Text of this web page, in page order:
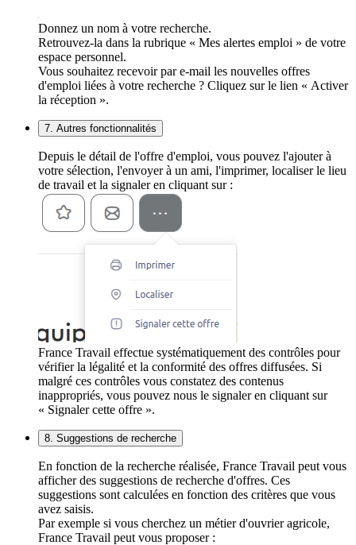
Donnez un nom à votre recherche.
Retrouvez-la dans la rubrique « Mes alertes emploi » de votre
espace personnel.
Vous souhaitez recevoir par e-mail les nouvelles offres
d'emploi liées à votre recherche ? Cliquez sur le lien « Activer
la réception ».
7. Autres fonctionnalités
Depuis le détail de l'offre d'emploi, vous pouvez l'ajouter à
votre sélection, l'envoyer à un ami, l'imprimer, localiser le lieu
de travail et la signaler en cliquant sur :
France Travail effectue systématiquement des contrôles pour
vérifier la légalité et la conformité des offres diffusées. Si
malgré ces contrôles vous constatez des contenus
inappropriés, vous pouvez nous le signaler en cliquant sur
« Signaler cette offre ».
8. Suggestions de recherche
En fonction de la recherche réalisée, France Travail peut vous
afficher des suggestions de recherche d'offres. Ces
suggestions sont calculées en fonction des critères que vous
avez saisis.
Par exemple si vous cherchez un métier d'ouvrier agricole,
France Travail peut vous proposer :